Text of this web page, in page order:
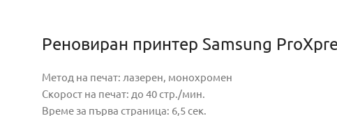
Реновиран принтер Samsung
Метод на печат: лазерен, монохромен
Скорост на печат: до 40 стр./мин.
Време за първа страница: 6,5 сек.